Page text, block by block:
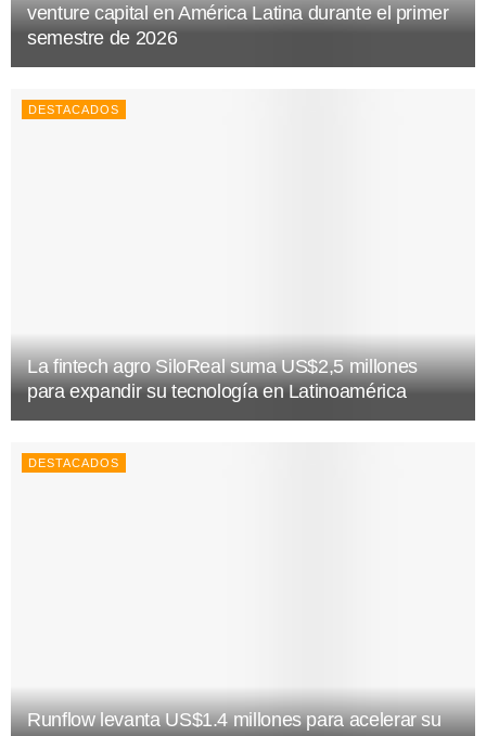
venture capital en América Latina durante el primer
semestre de 2026
DESTACADOS
La fintech agro SiloReal suma US$2,5 millones
para expandir su tecnología en Latinoamérica
DESTACADOS
Runflow levanta US$1.4 millones para acelerar su